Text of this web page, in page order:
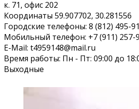
к. 71, офис 202
Координаты 59.907702, 30.281556
Городские телефоны: 8 (812) 495-
Мобильный телефон: +7 (911) 257-
E-Mail: t4959148@mail.ru
Время работы: Пн - Пт: 09:00 до
Выходные